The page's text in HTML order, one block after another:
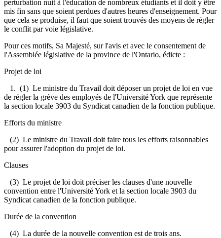
perturbation nuit à l'éducation de nombreux étudiants et il doit y être
mis fin sans que soient perdues d'autres heures d'enseignement. Pour
que cela se produise, il faut que soient trouvés des moyens de régler
le conflit par voie législative.
Pour ces motifs, Sa Majesté, sur l'avis et avec le consentement de
l'Assemblée législative de la province de l'Ontario, édicte :
Projet de loi
1. (1) Le ministre du Travail doit déposer un projet de loi en vue
de régler la grève des employés de l'Université York que représente
la section locale 3903 du Syndicat canadien de la fonction publique.
Efforts du ministre
(2) Le ministre du Travail doit faire tous les efforts raisonnables
pour assurer l'adoption du projet de loi.
Clauses
(3) Le projet de loi doit préciser les clauses d'une nouvelle
convention entre l'Université York et la section locale 3903 du
Syndicat canadien de la fonction publique.
Durée de la convention
(4) La durée de la nouvelle convention est de trois ans.